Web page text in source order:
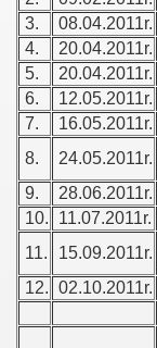
3.
08.04.2011r.
4.
20.04.2011r.
5.
20.04.2011r.
6.
12.05.2011r.
7.
16.05.2011r.
8.
24.05.2011r.
9.
28.06.2011r.
10.
11.07.2011r.
11.
15.09.2011r.
12. 02.10.2011r.